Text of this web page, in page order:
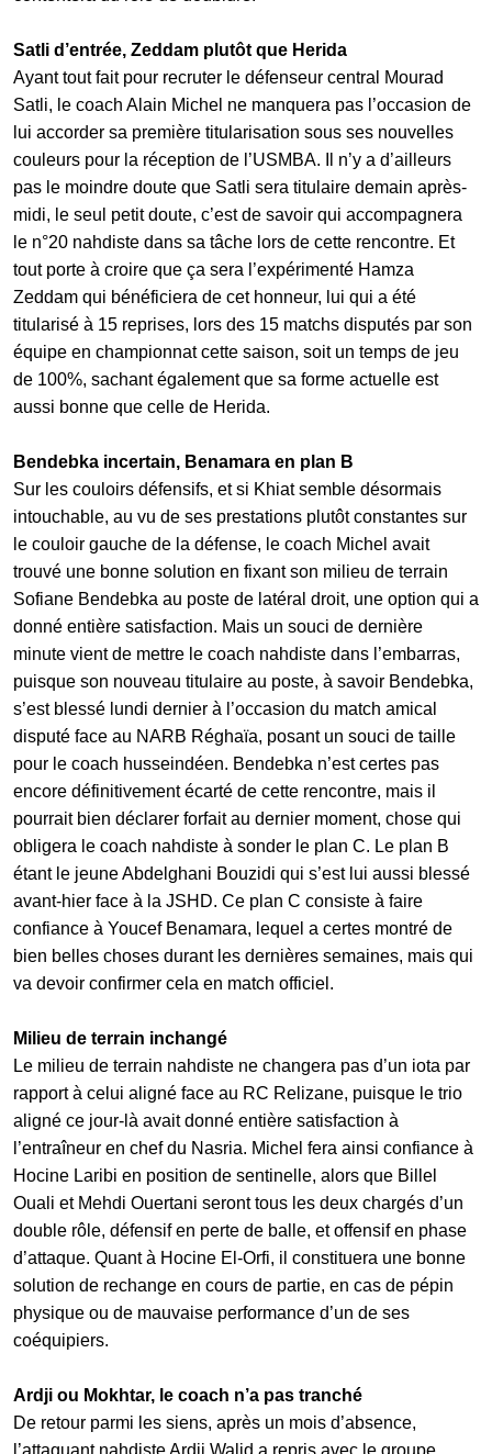
Satli d’entrée, Zeddam plutôt que Herida
Ayant tout fait pour recruter le défenseur central Mourad
Satli, le coach Alain Michel ne manquera pas l’occasion de
lui accorder sa première titularisation sous ses nouvelles
couleurs pour la réception de l’USMBA. Il n’y a d’ailleurs
pas le moindre doute que Satli sera titulaire demain après-
midi, le seul petit doute, c’est de savoir qui accompagnera
le n°20 nahdiste dans sa tâche lors de cette rencontre. Et
tout porte à croire que ça sera l’expérimenté Hamza
Zeddam qui bénéficiera de cet honneur, lui qui a été
titularisé à 15 reprises, lors des 15 matchs disputés par son
équipe en championnat cette saison, soit un temps de jeu
de 100%, sachant également que sa forme actuelle est
aussi bonne que celle de Herida.
Bendebka incertain, Benamara en plan B
Sur les couloirs défensifs, et si Khiat semble désormais
intouchable, au vu de ses prestations plutôt constantes sur
le couloir gauche de la défense, le coach Michel avait
trouvé une bonne solution en fixant son milieu de terrain
Sofiane Bendebka au poste de latéral droit, une option qui a
donné entière satisfaction. Mais un souci de dernière
minute vient de mettre le coach nahdiste dans l’embarras,
puisque son nouveau titulaire au poste, à savoir Bendebka,
s’est blessé lundi dernier à l’occasion du match amical
disputé face au NARB Réghaïa, posant un souci de taille
pour le coach husseindéen. Bendebka n’est certes pas
encore définitivement écarté de cette rencontre, mais il
pourrait bien déclarer forfait au dernier moment, chose qui
obligera le coach nahdiste à sonder le plan C. Le plan B
étant le jeune Abdelghani Bouzidi qui s’est lui aussi blessé
avant-hier face à la JSHD. Ce plan C consiste à faire
confiance à Youcef Benamara, lequel a certes montré de
bien belles choses durant les dernières semaines, mais qui
va devoir confirmer cela en match officiel.
Milieu de terrain inchangé
Le milieu de terrain nahdiste ne changera pas d’un iota par
rapport à celui aligné face au RC Relizane, puisque le trio
aligné ce jour-là avait donné entière satisfaction à
l’entraîneur en chef du Nasria. Michel fera ainsi confiance à
Hocine Laribi en position de sentinelle, alors que Billel
Ouali et Mehdi Ouertani seront tous les deux chargés d’un
double rôle, défensif en perte de balle, et offensif en phase
d’attaque. Quant à Hocine El-Orfi, il constituera une bonne
solution de rechange en cours de partie, en cas de pépin
physique ou de mauvaise performance d’un de ses
coéquipiers.
Ardji ou Mokhtar, le coach n’a pas tranché
De retour parmi les siens, après un mois d’absence,
l’attaquant nahdiste Ardji Walid a repris avec le groupe